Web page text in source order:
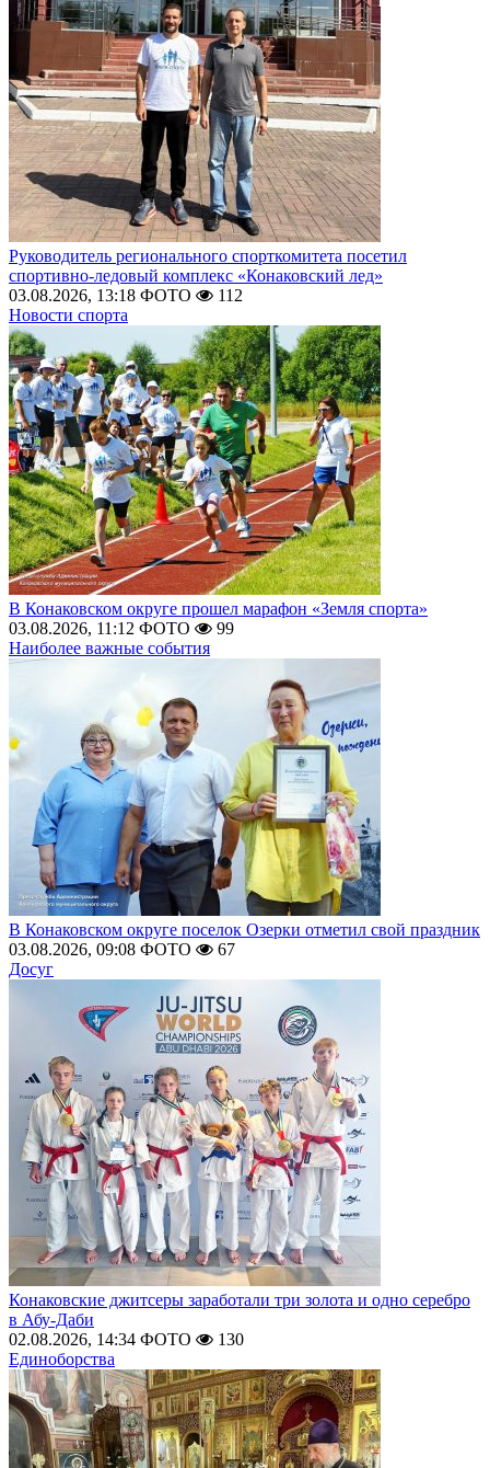
Руководитель регионального спорткомитета посетил
спортивно-ледовый комплекс «Конаковский лед»
03.08.2026, 13:18 ФОТО
112
Новости спорта
В Конаковском округе прошел марафон «Земля спорта»
03.08.2026, 11:12 ФОТО
99
Наиболее важные события
В Конаковском округе поселок Озерки отметил свой праздник
03.08.2026, 09:08 ФОТО
67
Досуг
Конаковские джитсеры заработали три золота и одно серебро
в Абу-Даби
02.08.2026, 14:34 ФОТО
130
Единоборства